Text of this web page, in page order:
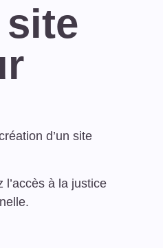
d’un site
à la justice